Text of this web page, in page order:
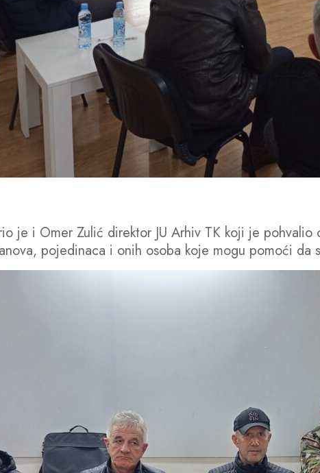
je i Omer Zulić direktor JU Arhiv TK koji je
pojedinaca i onih osoba koje mogu pomoći da